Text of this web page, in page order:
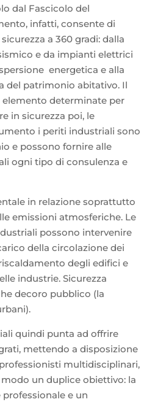
dal Fascicolo del
infatti, consente di
a 360 gradi: dalla
e da impianti elettrici
energetica e alla
del patrimonio abitativo. Il
elemento determinate per
in sicurezza poi, le
i periti industriali sono
e possono fornire alle
ogni tipo di consulenza e
in relazione soprattutto
emissioni atmosferiche. Le
possono intervenire
della circolazione dei
degli edifici e
industrie. Sicurezza
decoro pubblico (la
quindi punta ad offrire
mettendo a disposizione
multidisciplinari,
un duplice obiettivo: la
e un